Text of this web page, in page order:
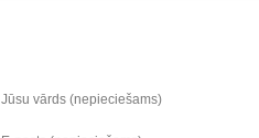
Jūsu vārds (nepieciešams)